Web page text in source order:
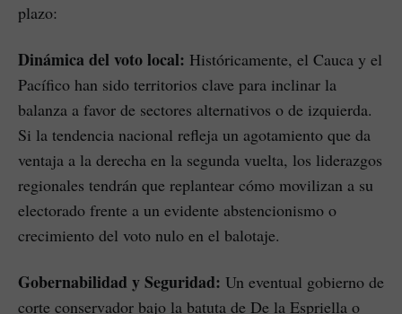
plazo:
Dinámica del voto local: Históricamente, el Cauca y el
Pacífico han sido territorios clave para inclinar la
balanza a favor de sectores alternativos o de izquierda.
Si la tendencia nacional refleja un agotamiento que da
ventaja a la derecha en la segunda vuelta, los liderazgos
regionales tendrán que replantear cómo movilizan a su
electorado frente a un evidente abstencionismo o
crecimiento del voto nulo en el balotaje.
Gobernabilidad y Seguridad: Un eventual gobierno de
corte conservador bajo la batuta de De la Espriella o